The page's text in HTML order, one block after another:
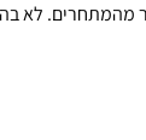
מהמתחרים. לא